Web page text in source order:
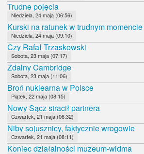
Trudne pojęcia
Niedziela, 24 maja (06:56)
Kurski na ratunek w trudnym momencie
Niedziela, 24 maja (09:10)
Czy Rafał Trzaskowski
Sobota, 23 maja (07:17)
Zdalny Cambridge
Sobota, 23 maja (11:06)
Broń nuklearna w Polsce
Piątek, 22 maja (08:15)
Nowy Sącz stracił partnera
Czwartek, 21 maja (06:32)
Niby sojusznicy, faktycznie wrogowie
Czwartek, 21 maja (08:11)
Koniec działalności muzeum-widma